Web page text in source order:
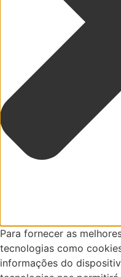
Para fornecer as
tecnologias como
informações do